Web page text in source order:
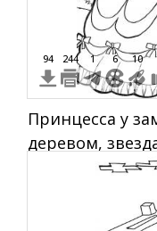
94 244 1 6 10
Принцесса у
деревом,